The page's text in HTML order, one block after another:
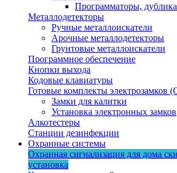
Программаторы,
Металлодетекторы
Ручные металлоискатели
Арочные металлодетекторы
Грунтовые металлоискатели
Программное обеспечение
Кнопки выхода
Кодовые клавиатуры
Готовые комплекты электрозамков
Замки для калитки
Установка электронных замков
Алкотестеры
Станции дезинфекции
Охранные системы
Охранная сигнализация для дома
установка